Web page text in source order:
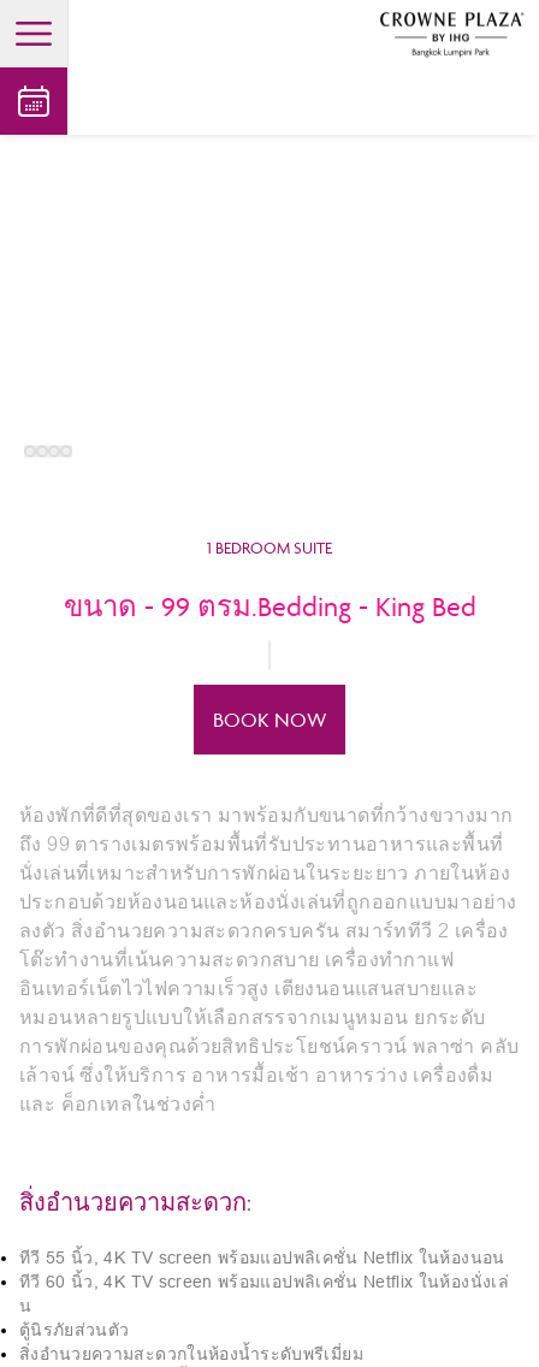
open main menu
1 BEDROOM SUITE
ขนาด - 99 ตรม.Bedding - King Bed
BOOK NOW
ห้องพักที่ดีที่สุดของเรา มาพร้อมกับขนาดที่กว้างขวางมาก
ถึง 99 ตารางเมตรพร้อมพื้นที่รับประทานอาหารและพื้นที่
นั่งเล่นที่เหมาะสำหรับการพักผ่อนในระยะยาว ภายในห้อง
ประกอบด้วยห้องนอนและห้องนั่งเล่นที่ถูกออกแบบมาอย่าง
ลงตัว สิ่งอำนวยความสะดวกครบครัน สมาร์ททีวี 2 เครื่อง
โต๊ะทำงานที่เน้นความสะดวกสบาย เครื่องทำกาแฟ
อินเทอร์เน็ตไวไฟความเร็วสูง เตียงนอนแสนสบายและ
หมอนหลายรูปแบบให้เลือกสรรจากเมนูหมอน ยกระดับ
การพักผ่อนของคุณด้วยสิทธิประโยชน์คราวน์ พลาซ่า คลับ
เล้าจน์ ซึ่งให้บริการ อาหารมื้อเช้า อาหารว่าง เครื่องดื่ม
และ ค็อกเทลในช่วงค่ำ
สิ่งอำนวยความสะดวก:
ทีวี 55 นิ้ว, 4K TV screen พร้อมแอปพลิเคชั่น Netflix ในห้องนอน
ทีวี 60 นิ้ว, 4K TV screen พร้อมแอปพลิเคชั่น Netflix ในห้องนั่งเล่
น
ตู้นิรภัยส่วนตัว
สิ่งอำนวยความสะดวกในห้องน้ำระดับพรีเมี่ยม